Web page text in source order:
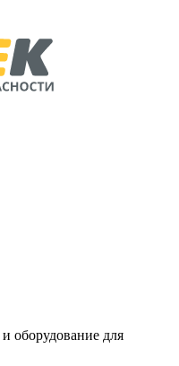
оборудование для